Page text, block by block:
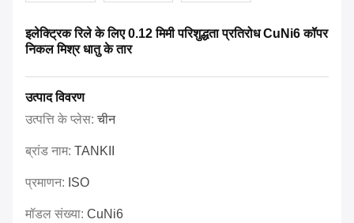
इलेक्ट्रिक रिले के लिए 0.12 मिमी परिशुद्धता प्रतिरोध CuNi6 कॉपर
निकल मिश्र धातु के तार
उत्पाद विवरण
उत्पत्ति के प्लेस:चीन
ब्रांड नाम: TANKII
प्रमाणन: ISO
मॉडल संख्या: CuNi6